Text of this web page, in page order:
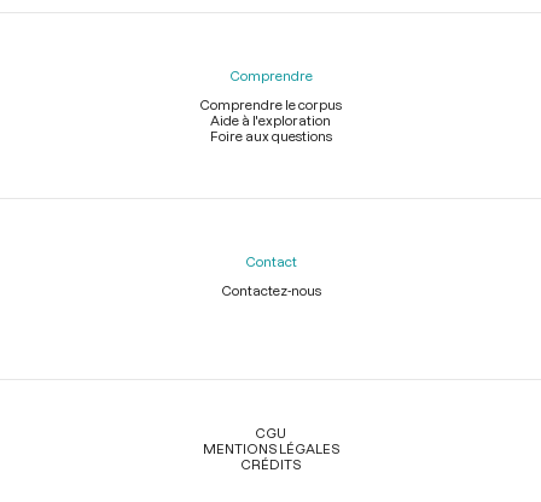
Comprendre
Comprendre le corpus
Aide à l'exploration
Foire aux questions
Contact
Contactez-nous
Légal
CGU
MENTIONS LÉGALES
CRÉDITS